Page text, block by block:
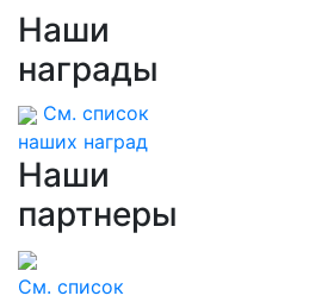
Наши
награды
См. список
наших наград
Наши
партнеры
См. список